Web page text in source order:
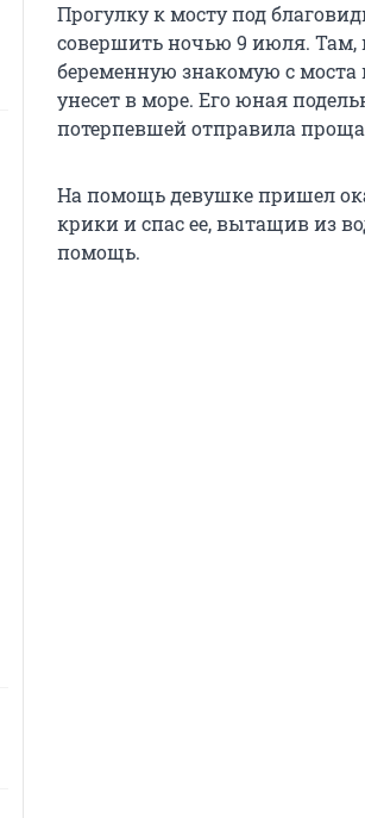
Прогулку к мосту под
совершить ночью 9 июля. Там,
беременную знакомую с моста
унесет в море. Его юная
потерпевшей отправила
На помощь девушке пришел
крики и спас ее, вытащив из
помощь.